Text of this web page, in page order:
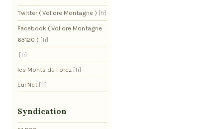
Twitter ( Vollore Montagne )
Facebook ( Vollore Montagne
63120 )
les Monts du Forez
Eur'Net
Syndication